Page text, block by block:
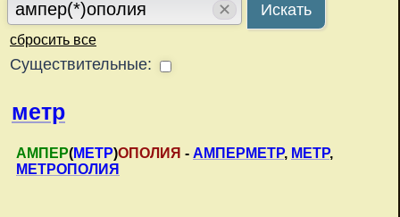
✕ Искать
сбросить все
Существительные:
метр
АМПЕР(МЕТР)ОПОЛИЯ - АМПЕРМЕТР, МЕТР,
МЕТРОПОЛИЯ